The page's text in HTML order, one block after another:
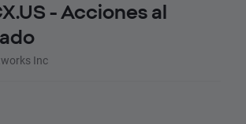
- Acciones al
Inc